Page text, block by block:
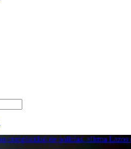
complicidad de policías, afirma Lazos